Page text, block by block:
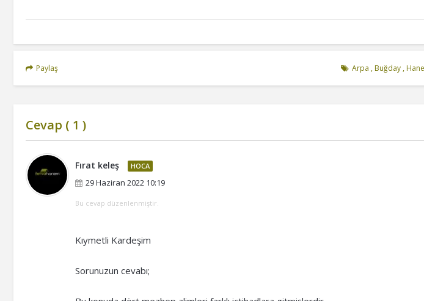
Arpa , Buğday,
Paylaş
Cevap ( 1 )
Fırat keleş HOCA
29 Haziran 2022 10:19
Bu cevap düzenlenmiştir.
Kıymetli Kardeşim
Sorunuzun cevabı;